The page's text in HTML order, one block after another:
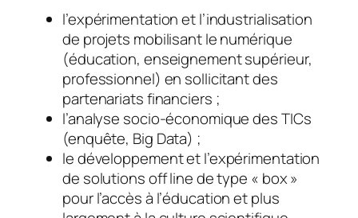
l’expérimentation et l’industrialisation
de projets mobilisant le numérique
(éducation, enseignement supérieur,
professionnel) en sollicitant des
partenariats financiers ;
l’analyse socio-économique des TICs
(enquête, Big Data) ;
le développement et l’expérimentation
de solutions off line de type « box »
pour l’accès à l’éducation et plus